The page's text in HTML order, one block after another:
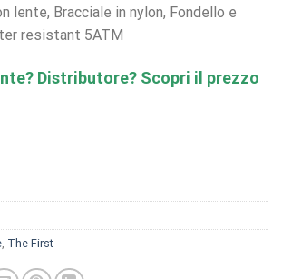
lente, Bracciale in nylon, Fondello e
resistant 5ATM
Distributore? Scopri il prezzo
The First